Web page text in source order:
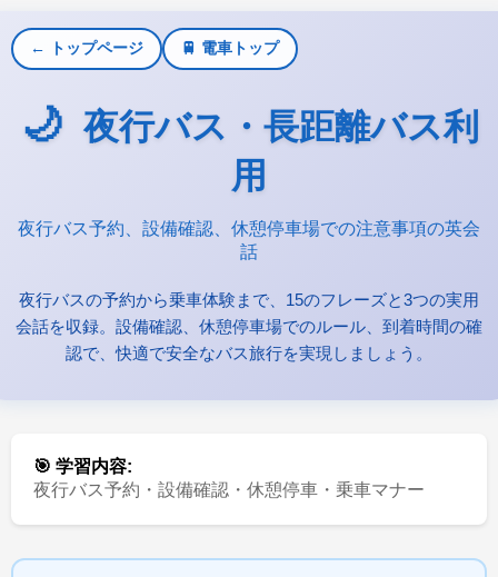
← トップページ 🚆 電車トップ
🌙 夜行バス・長距離バス利
用
夜行バス予約、設備確認、休憩停車場での注意事項の英会
話
夜行バスの予約から乗車体験まで、15のフレーズと3つの実用
会話を収録。設備確認、休憩停車場でのルール、到着時間の確
認で、快適で安全なバス旅行を実現しましょう。
🎯 学習内容:
夜行バス予約・設備確認・休憩停車・乗車マナー